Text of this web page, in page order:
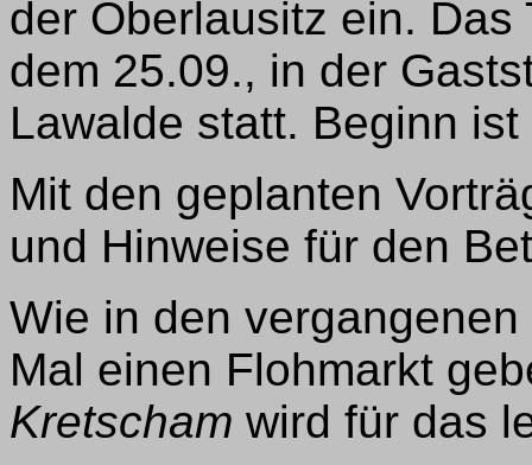
der Oberlausitz ein.
dem 25.09., in der
Lawalde statt. Beginn
Mit den geplanten
und Hinweise für den
Wie in den
Mal einen Flohmarkt
Kretscham wird für das